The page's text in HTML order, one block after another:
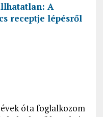
A
receptje lépésről
óta foglalkozom